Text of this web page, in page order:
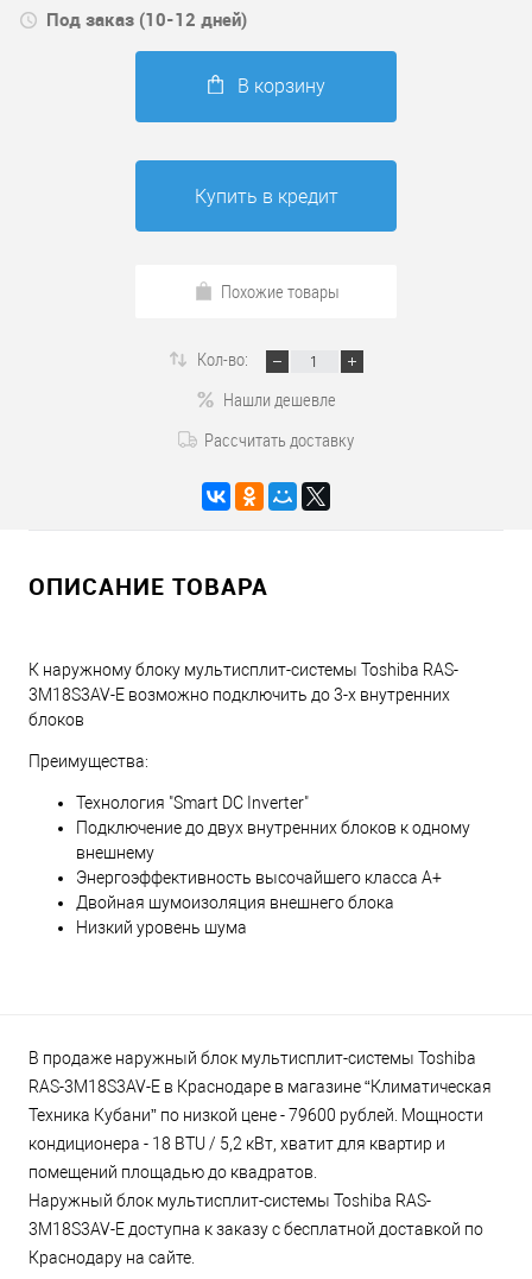
Под заказ (10-12 дней)
В корзину
Купить в кредит
Похожие товары
Кол-во:
Нашли дешевле
Рассчитать доставку
ОПИСАНИЕ ТОВАРА
К наружному блоку мультисплит-системы Toshiba RAS-
3M18S3AV-E возможно подключить до 3-х внутренних
блоков
Преимущества:
Технология "Smart DC Inverter"
Подключение до двух внутренних блоков к одному
внешнему
Энергоэффективность высочайшего класса А+
Двойная шумоизоляция внешнего блока
Низкий уровень шума
В продаже наружный блок мультисплит-системы Toshiba
RAS-3M18S3AV-E в Краснодаре в магазине “Климатическая
Техника Кубани” по низкой цене - 79600 рублей. Мощности
кондиционера - 18 BTU / 5,2 кВт, хватит для квартир и
помещений площадью до квадратов.
Наружный блок мультисплит-системы Toshiba RAS-
3M18S3AV-E доступна к заказу с бесплатной доставкой по
Краснодару на сайте.